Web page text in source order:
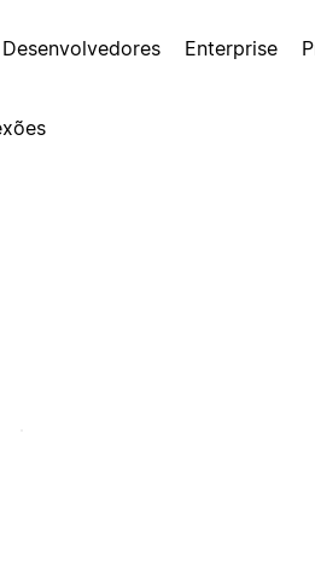
Desenvolvedores Enterprise